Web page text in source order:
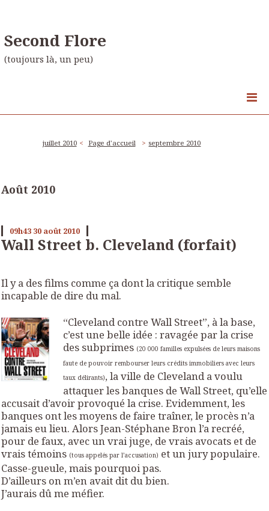
Second Flore
(toujours là, un peu)
juillet 2010 Page d'accueil septembre 2010
Août 2010
09h43 30 août 2010
Wall Street b. Cleveland (forfait)
Il y a des films comme ça dont la critique semble
incapable de dire du mal.
“Cleveland contre Wall Street”, à la base,
c’est une belle idée : ravagée par la crise
des subprimes (20 000 familles expulsées de leurs maisons
faute de pouvoir rembourser leurs crédits immobiliers avec leurs
taux délirants), la ville de Cleveland a voulu
attaquer les banques de Wall Street, qu’elle
accusait d’avoir provoqué la crise. Evidemment, les
banques ont les moyens de faire traîner, le procès n’a
jamais eu lieu. Alors Jean-Stéphane Bron l’a recréé,
pour de faux, avec un vrai juge, de vrais avocats et de
vrais témoins (tous appelés par l’accusation) et un jury populaire.
Casse-gueule, mais pourquoi pas.
D’ailleurs on m’en avait dit du bien.
J’aurais dû me méfier.